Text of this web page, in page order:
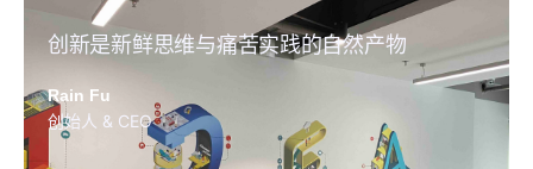
创新是新鲜思维与痛苦实践的自然产物
Rain Fu
创始人 & CEO